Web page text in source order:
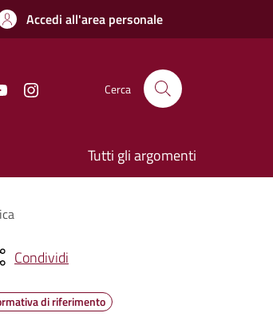
Accedi all'area personale
Cerca
Tutti gli argomenti
Condividi
di riferimento